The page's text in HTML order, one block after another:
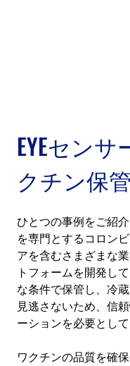
EYEセン
クチン保
ひとつの事例をご紹
を専門とするコロン
アを含むさまざまな
トフォームを開発し
な条件で保管し、冷
見逃さないため、信
ーションを必要として
ワクチンの品質を確